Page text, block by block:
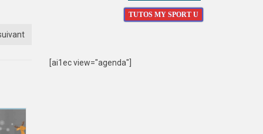
TUTOS MY SPORT U
[ai1ec view="agenda"]